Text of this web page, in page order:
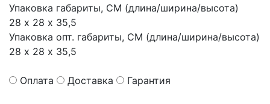
Упаковка габариты, СМ (длина/ширина/высота)
28 х 28 х 35,5
Упаковка опт. габариты, СМ (длина/ширина/высота)
28 х 28 х 35,5
Оплата Доставка Гарантия